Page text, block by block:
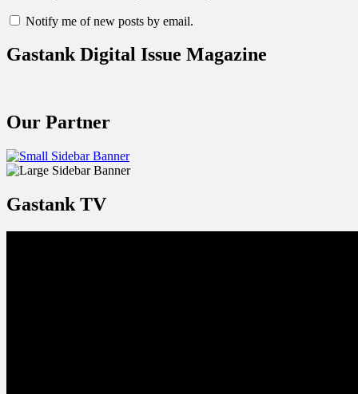
Notify me of new posts by email.
Gastank Digital Issue Magazine
Our Partner
Gastank TV